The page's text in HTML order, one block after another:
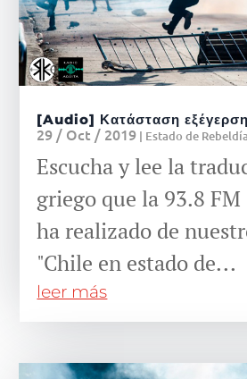
[Audio] Κατάσταση
29 / Oct / 2019 | Estado de Rebeldía
Escucha y lee la
griego que la 93.8 FM
ha realizado de
"Chile en estado de...
leer más